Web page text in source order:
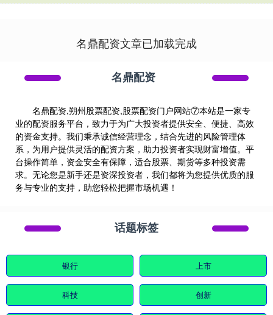
名鼎配资文章已加载完成
名鼎配资
名鼎配资,朔州股票配资,股票配资门户网站⑦本站是一家专
业的配资服务平台，致力于为广大投资者提供安全、便捷、高效
的资金支持。我们秉承诚信经营理念，结合先进的风险管理体
系，为用户提供灵活的配资方案，助力投资者实现财富增值。平
台操作简单，资金安全有保障，适合股票、期货等多种投资需
求。无论您是新手还是资深投资者，我们都将为您提供优质的服
务与专业的支持，助您轻松把握市场机遇！
话题标签
银行 上市
科技 创新